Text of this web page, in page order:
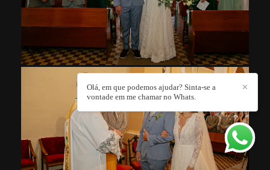
✕
Olá, em que podemos ajudar? Sinta-se a
vontade em me chamar no Whats.